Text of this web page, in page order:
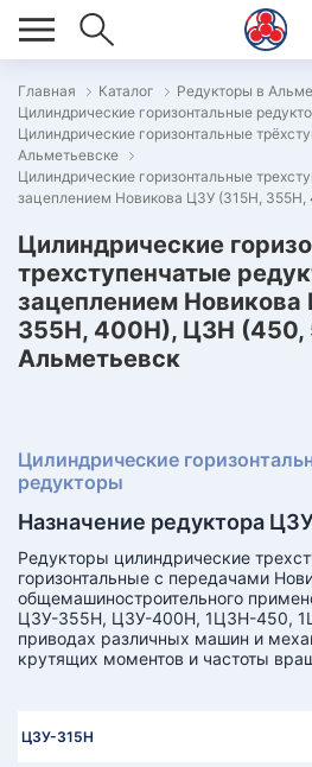
Главная Каталог
Редукторы в
Цилиндрические горизонтальные
Цилиндрические горизонтальные
Альметьевске
Цилиндрические горизонтальные
зацеплением Новикова Ц3У (315Н,
Цилиндрические
трехступенчатые
зацеплением
355Н, 400Н), Ц3Н (450,
Альметьевск
Цилиндрические
редукторы
Назначение редуктора
Редукторы цилиндрические
горизонтальные с передачами
общемашиностроительного
Ц3У-355Н, Ц3У-400Н, 1Ц3Н-450,
приводах различных машин и
крутящих моментов и частоты
Ц3У-315Н